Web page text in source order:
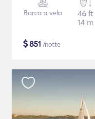
Barca a vela
46 ft
14 m
$851 /notte